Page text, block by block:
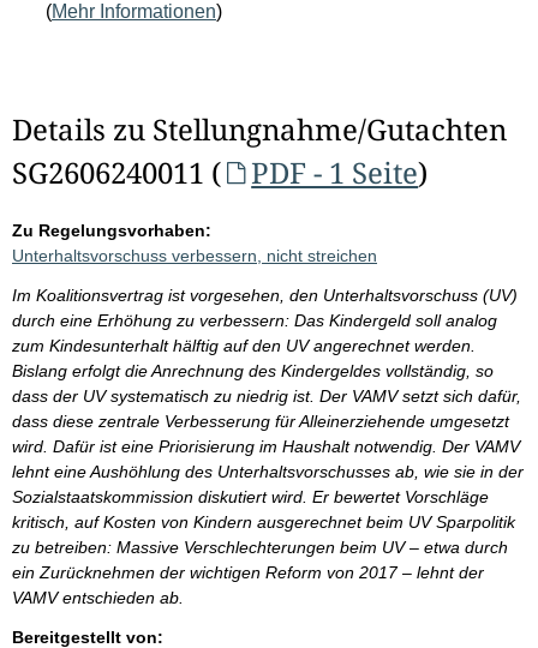
(Mehr Informationen)
Details zu Stellungnahme/Gutachten
SG2606240011 (
PDF - 1 Seite)
Zu Regelungsvorhaben:
Unterhaltsvorschuss verbessern, nicht streichen
Im Koalitionsvertrag ist vorgesehen, den Unterhaltsvorschuss (UV)
durch eine Erhöhung zu verbessern: Das Kindergeld soll analog
zum Kindesunterhalt hälftig auf den UV angerechnet werden.
Bislang erfolgt die Anrechnung des Kindergeldes vollständig, so
dass der UV systematisch zu niedrig ist. Der VAMV setzt sich dafür,
dass diese zentrale Verbesserung für Alleinerziehende umgesetzt
wird. Dafür ist eine Priorisierung im Haushalt notwendig. Der VAMV
lehnt eine Aushöhlung des Unterhaltsvorschusses ab, wie sie in der
Sozialstaatskommission diskutiert wird. Er bewertet Vorschläge
kritisch, auf Kosten von Kindern ausgerechnet beim UV Sparpolitik
zu betreiben: Massive Verschlechterungen beim UV – etwa durch
ein Zurücknehmen der wichtigen Reform von 2017 – lehnt der
VAMV entschieden ab.
Bereitgestellt von: